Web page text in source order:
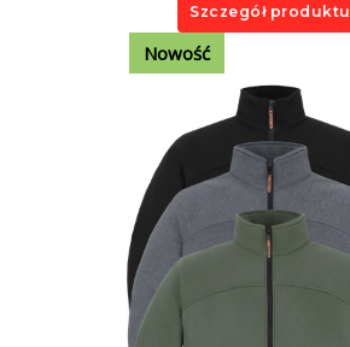
Szczegół produktu
Nowość